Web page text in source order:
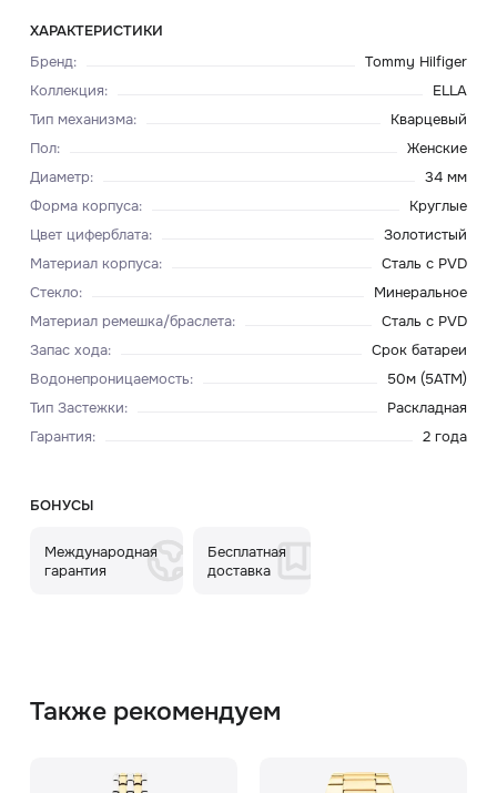
ХАРАКТЕРИСТИКИ
Бренд:
Tommy Hilfiger
Коллекция:
ELLA
Тип механизма:
Кварцевый
Пол:
Женские
Диаметр:
34 мм
Форма корпуса:
Круглые
Цвет циферблата:
Золотистый
Материал корпуса:
Сталь с PVD
Стекло:
Минеральное
Материал ремешка/браслета:
Сталь с PVD
Запас хода:
Срок батареи
Водонепроницаемость:
50м (5ATM)
Тип Застежки:
Раскладная
Гарантия: 2 года
БОНУСЫ
Международная
гарантия
Бесплатная
доставка
Также рекомендуем